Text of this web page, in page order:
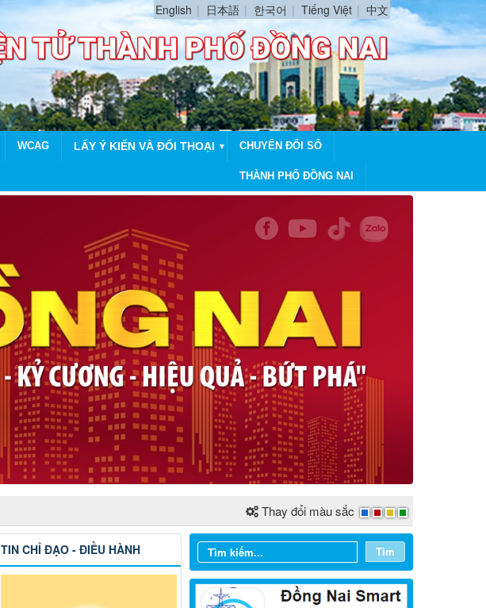
English 日本語 한국어 Tiếng Việt 中文
WCAG LẤY Ý KIẾN VÀ ĐỐI THOẠI ▼ CHUYỂN ĐỔI SỐ
THÀNH PHỐ ĐỒNG NAI
Thay đổi màu sắc
Tìm
TIN CHỈ ĐẠO - ĐIỀU HÀNH